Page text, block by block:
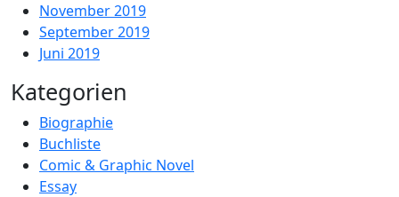
November 2019
September 2019
Juni 2019
Kategorien
Biographie
Buchliste
Comic & Graphic Novel
Essay